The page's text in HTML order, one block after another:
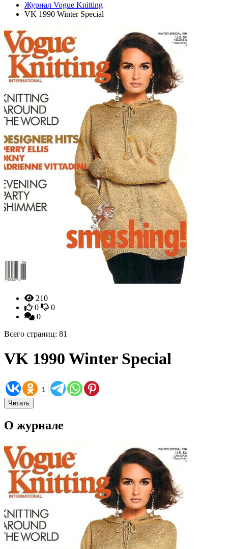
Журнал Vogue Knitting
VK 1990 Winter Special
210
0
0
0
Всего страниц: 81
VK 1990 Winter Special
1
Читать
О журнале